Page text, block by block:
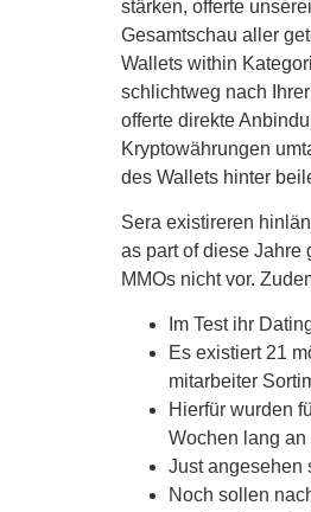
stärken, offerte
Gesamtschau aller
Wallets within
schlichtweg nach
offerte direkte
Kryptowährungen
des Wallets hinter
Sera existireren
as part of diese Jahre
MMOs nicht vor.
Im Test ihr
Es existiert 21
mitarbeiter
Hierfür wurden
Wochen lang an
Just angesehen
Noch sollen